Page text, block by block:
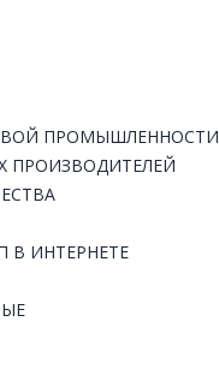
ПРОМЫШЛЕННОСТИ
ПРОИЗВОДИТЕЛЕЙ
ИНТЕРНЕТЕ